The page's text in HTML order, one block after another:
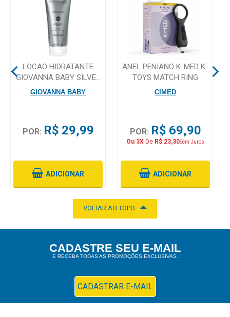
Medicamentos
Beleza
Cuidado
Dermocosméticos
LOCAO HIDRATANTE
GIOVANNA BABY SILVER
200ML
GIOVANNA BABY
POR: R$ 29,99
ADICIONAR
ANEL PENIANO K-MED K-
TOYS MATCH RING
CIMED
POR: R$ 69,90
Ou 3X De R$ 23,30Sem Juros
ADICIONAR
VOLTAR AO TOPO
CADASTRE SEU E-MAIL
E RECEBA TODAS AS PROMOÇÕES EXCLUSIVAS.
CADASTRAR E-MAIL